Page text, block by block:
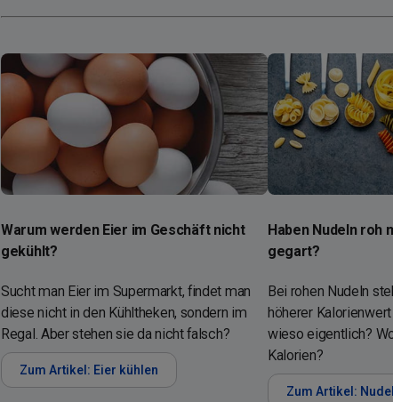
Warum werden Eier im Geschäft nicht
gekühlt?
Sucht man Eier im Supermarkt, findet man
diese nicht in den Kühltheken, sondern im
Regal. Aber stehen sie da nicht falsch?
Zum Artikel: Eier kühlen
Haben Nudeln roh
gegart?
Bei rohen Nudeln
höherer
wieso eigentlich?
Kalorien?
Zum Artikel: